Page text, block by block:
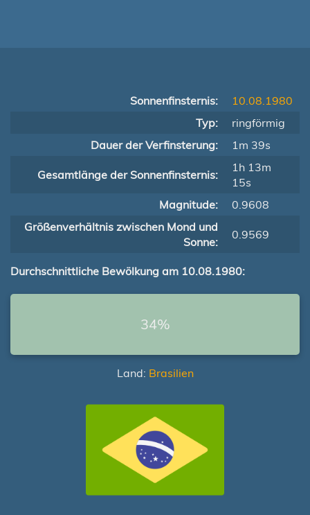
Sonnenfinsternis:
10.08.1980
Typ:
ringförmig
Dauer der Verfinsterung:
1m 39s
Gesamtlänge der Sonnenfinsternis:
1h 13m
15s
Magnitude:
0.9608
Größenverhältnis zwischen Mond und
Sonne:
0.9569
Durchschnittliche Bewölkung am 10.08.1980:
34%
Land: Brasilien